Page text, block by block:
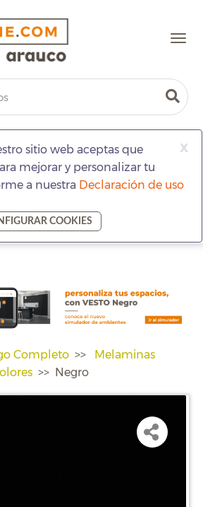
x
sitio web aceptas que
mejorar y personalizar tu
a nuestra Declaración de uso
COOKIES
Completo
Melaminas
Negro